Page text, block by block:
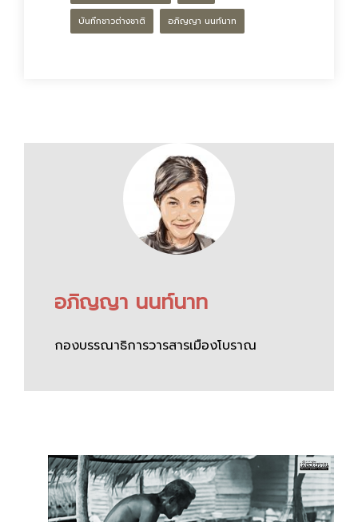
บันทึกชาวต่างชาติ อภิญญา นนท์นาท
อภิญญา นนท์นาท
กองบรรณาธิการวารสารเมืองโบราณ